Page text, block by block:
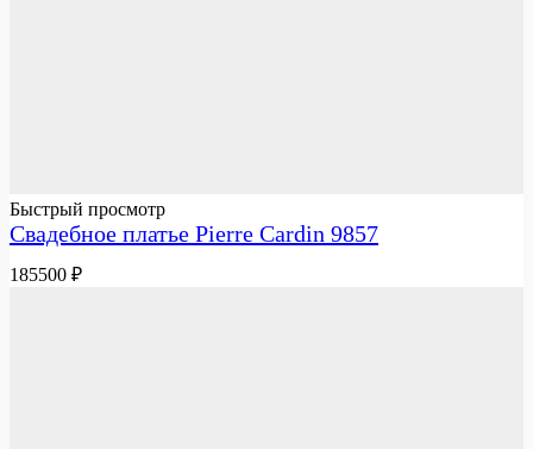
Быстрый просмотр
Свадебное платье Pierre Cardin 9857
185500 ₽